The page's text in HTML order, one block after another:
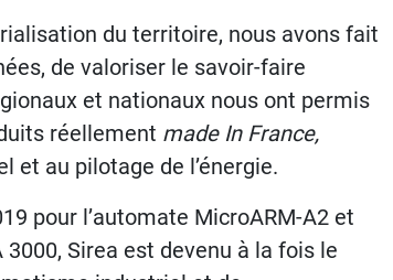
du territoire, nous avons fait
de valoriser le savoir-faire
et nationaux nous ont permis
réellement made In France,
et au pilotage de l’énergie.
pour l’automate MicroARM-A2 et
3000, Sirea est devenu à la fois le